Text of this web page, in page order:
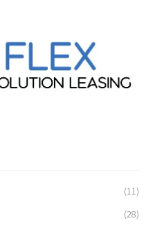
(11)
(28)